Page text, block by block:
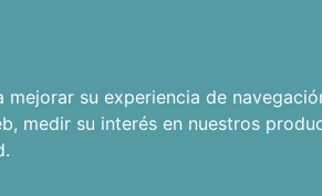
su experiencia de
, medir su interés en nuestros
.